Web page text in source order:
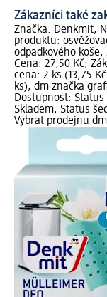
Zákazníci také
Značka: Denkmit;
produktu:
odpadkového koše,
Cena: 27,50 Kč;
cena: 2 ks (13,75 Kč
ks); dm značka
Dostupnost: Status
Skladem, Status
Vybrat prodejnu dm